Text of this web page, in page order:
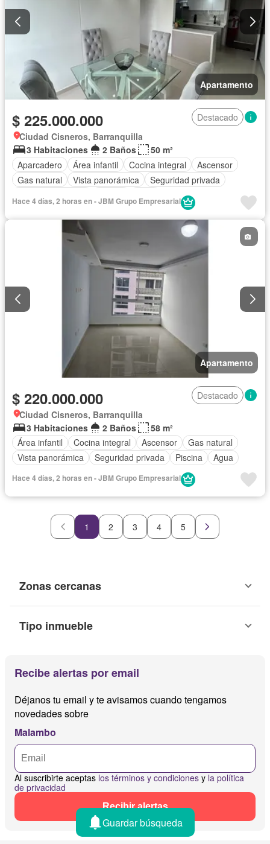
Apartamento
$ 225.000.000
Destacado
Ciudad Cisneros, Barranquilla
3 Habitaciones
2 Baños
50 m²
Aparcadero
Área infantil Cocina integral
Ascensor
Gas natural
Vista panorámica
Seguridad privada
Hace 4 días, 2 horas en - JBM Grupo Empresarial
Apartamento
$ 220.000.000
Destacado
Ciudad Cisneros, Barranquilla
3 Habitaciones
2 Baños
58 m²
Área infantil
Cocina integral Ascensor
Gas natural
Vista panorámica
Seguridad privada Piscina Agua
Hace 4 días, 2 horas en - JBM Grupo Empresarial
1 2 3 4 5
Zonas cercanas
Tipo inmueble
Recibe alertas por email
Déjanos tu email y te avisamos cuando tengamos
novedades sobre
Malambo
Al suscribirte aceptas los términos y condiciones y la política
de privacidad
Recibir alertas
Guardar búsqueda